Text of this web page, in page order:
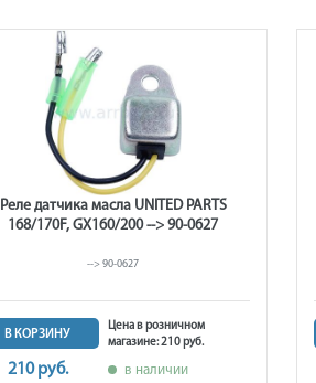
Реле датчика масла UNITED PARTS
168/170F, GX160/200 --> 90-0627
--> 90-0627
В КОРЗИНУ
210 руб.
Цена в розничном
магазине: 210 руб.
в наличии